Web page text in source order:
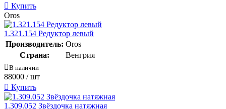
Купить
Oros
1.321.154 Редуктор левый
Производитель: Oros
Страна:
Венгрия
В наличии
88000 / шт
Купить
1.309.052 Звёздочка натяжная